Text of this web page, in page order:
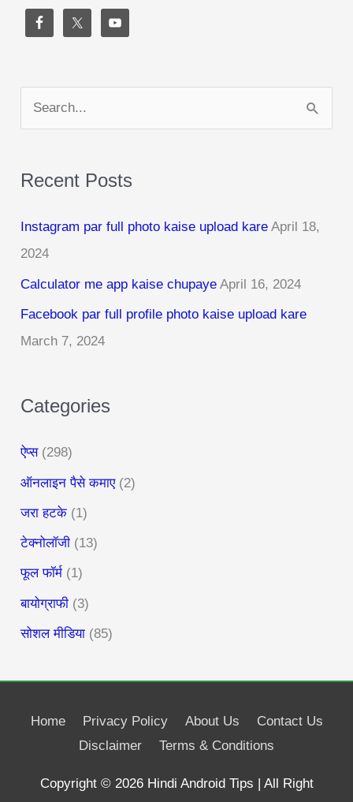
e
r
h
f
o
r
:
Recent Posts
Instagram par full photo kaise upload kare April 18,
2024
Calculator me app kaise chupaye April 16, 2024
Facebook par full profile photo kaise upload kare
March 7, 2024
Categories
ऐप्स(298)
ऑनलाइन पैसे कमाए(2)
जरा हटके (1)
टेक्नोलॉजी (13)
फूल फॉर्म (1)
बायोग्राफी (3)
सोशल मीडिया (85)
Home Privacy Policy About Us
Contact Us
Disclaimer
Terms & Conditions
Copyright © 2026 Hindi Android Tips | All Right